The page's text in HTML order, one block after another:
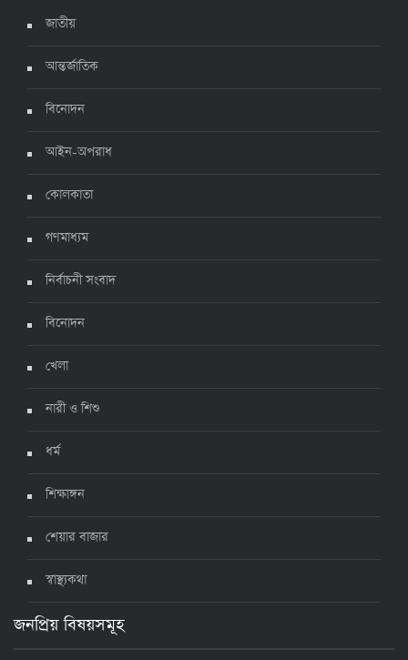
ঊর্ধ্বগতিতে সংক্রমণ, স্বাস্থ্যবিধিতে উদাসীনতা
জাতীয়
আন্তর্জাতিক
বিনোদন
আইন-অপরাধ
কোলকাতা
গণমাধ্যম
নির্বাচনী সংবাদ
বিনোদন
খেলা
নারী ও শিশু
ধর্ম
শিক্ষাঙ্গন
শেয়ার বাজার
স্বাস্থ্যকথা
জনপ্রিয় বিষয়সমূহ